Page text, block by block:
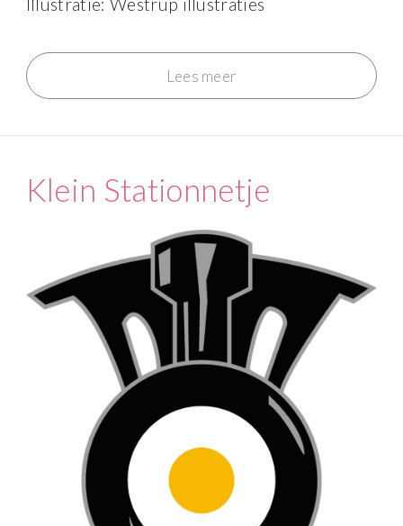
Lees meer
Klein Stationnetje